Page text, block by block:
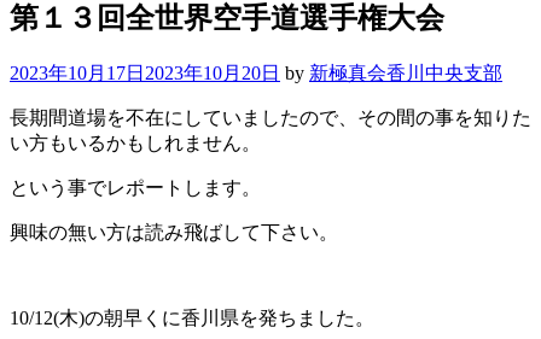
第１３回全世界空手道選手権大会
2023年10月17日 2023年10月20日 by 新極真会香川中央支部
長期間道場を不在にしていましたので、その間の事を知りた
い方もいるかもしれません。
という事でレポートします。
興味の無い方は読み飛ばして下さい。
10/12(木)の朝早くに香川県を発ちました。